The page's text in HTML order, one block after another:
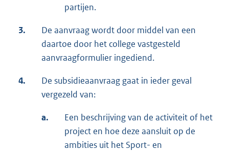
partijen.
3.
De aanvraag wordt door middel van een
daartoe door het college vastgesteld
aanvraagformulier ingediend.
4.
De subsidieaanvraag gaat in ieder geval
vergezeld van:
a.
Een beschrijving van de activiteit of het
project en hoe deze aansluit op de
ambities uit het Sport- en